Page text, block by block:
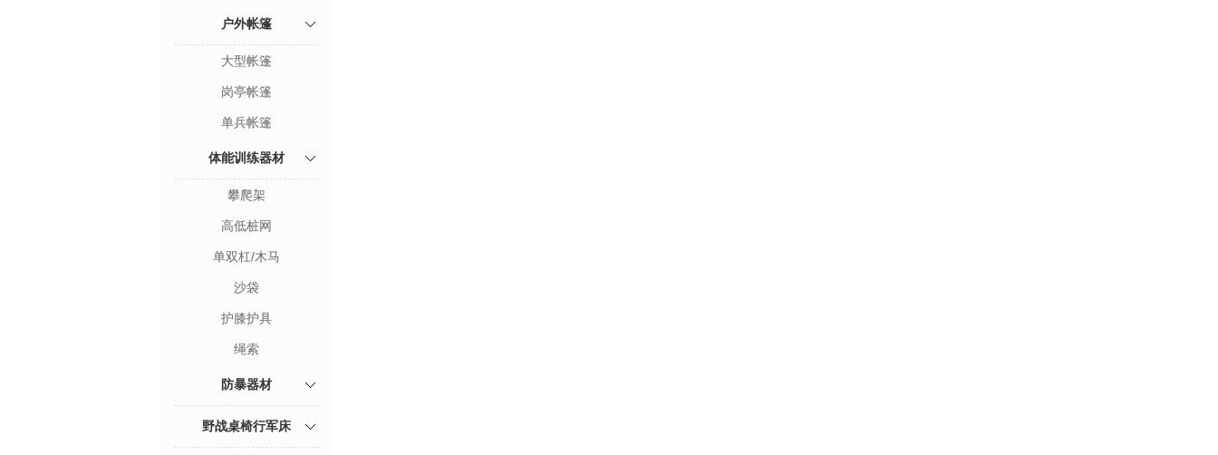
户外帐篷
大型帐篷
岗亭帐篷
单兵帐篷
体能训练器材
攀爬架
高低桩网
单双杠/木马
沙袋
护膝护具
绳索
防暴器材
野战桌椅行军床